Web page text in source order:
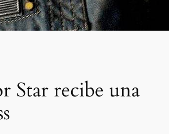
Star recibe una